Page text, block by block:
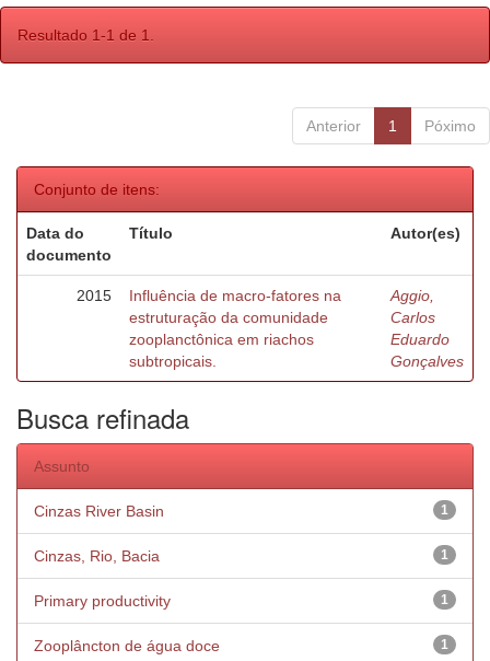
Resultado 1-1 de 1.
Anterior 1 Póximo
Conjunto de itens:
Data do
documento
Título Autor(es)
2015
Influência de macro-fatores na
estruturação da comunidade
zooplanctônica em riachos
subtropicais.
Aggio,
Carlos
Eduardo
Gonçalves
Busca refinada
Assunto
1
Cinzas River Basin
1
Cinzas, Rio, Bacia
1
Primary productivity
1
Zooplâncton de água doce